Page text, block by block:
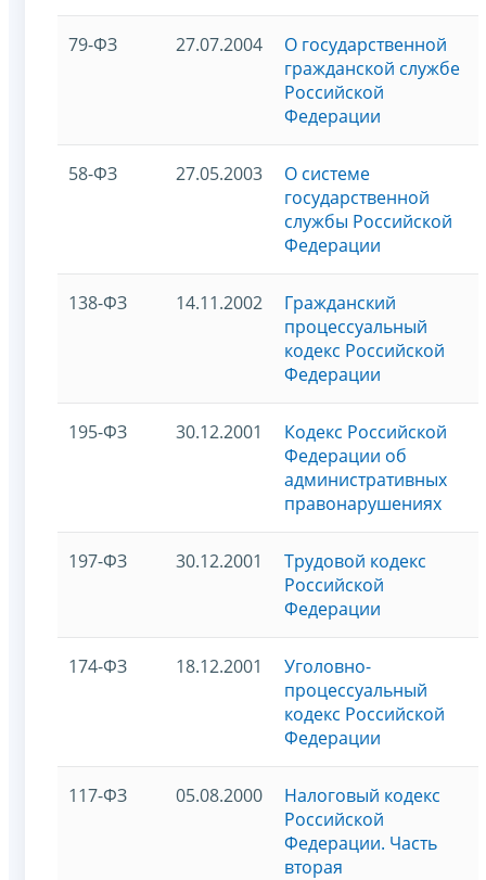
79-ФЗ 27.07.2004
О государственной
гражданской службе
Российской
Федерации
58-ФЗ 27.05.2003
О системе
государственной
службы Российской
Федерации
138-ФЗ 14.11.2002
Гражданский
процессуальный
кодекс Российской
Федерации
195-ФЗ 30.12.2001
Кодекс Российской
Федерации об
административных
правонарушениях
197-ФЗ 30.12.2001
Трудовой кодекс
Российской
Федерации
174-ФЗ 18.12.2001
Уголовно-
процессуальный
кодекс Российской
Федерации
117-ФЗ 05.08.2000
Налоговый кодекс
Российской
Федерации. Часть
вторая